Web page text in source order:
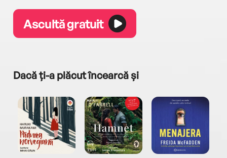
Ascultă gratuit
Dacă ți-a plăcut încearcă și